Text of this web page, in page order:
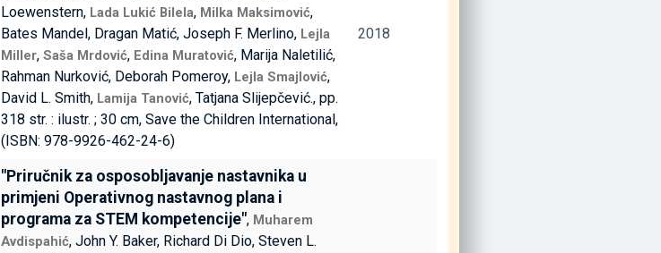
Loewenstern, Lada Lukić Bilela, Milka Maksimović,
Bates Mandel, Dragan Matić, Joseph F. Merlino, Lejla
Miller,Saša Mrdović, Edina Muratović, Marija Naletilić,
Rahman Nurković, Deborah Pomeroy, Lejla Smajlović,
David L. Smith, Lamija Tanović, Tatjana Slijepčević., pp.
318 str. : ilustr. ; 30 cm, Save the Children International,
(ISBN: 978-9926-462-24-6)
2018
"Priručnik za osposobljavanje nastavnika u
primjeni Operativnog nastavnog plana i
programa za STEM kompetencije", Muharem
Avdispahić, John Y. Baker, Richard Di Dio, Steven L.